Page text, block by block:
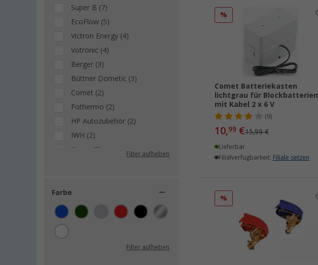
Super B (7)
EcoFlow (5)
Victron Energy (4)
Votronic (4)
Berger (3)
Büttner Dometic (3)
Comet (2)
Fothermo (2)
HP Autozubehör (2)
IWH (2)
Kemo (2)
Absina (1)
APA (1)
Calima (1)
Filter aufheben
Farbe
Filter aufheben
%
Comet Batteriekasten
lichtgrau für Blockbatterien
mit Kabel 2 x 6 V
(9)
10,99 €15,99 €
Lieferbar
Filialverfügbarkeit: Filiale setzen
%